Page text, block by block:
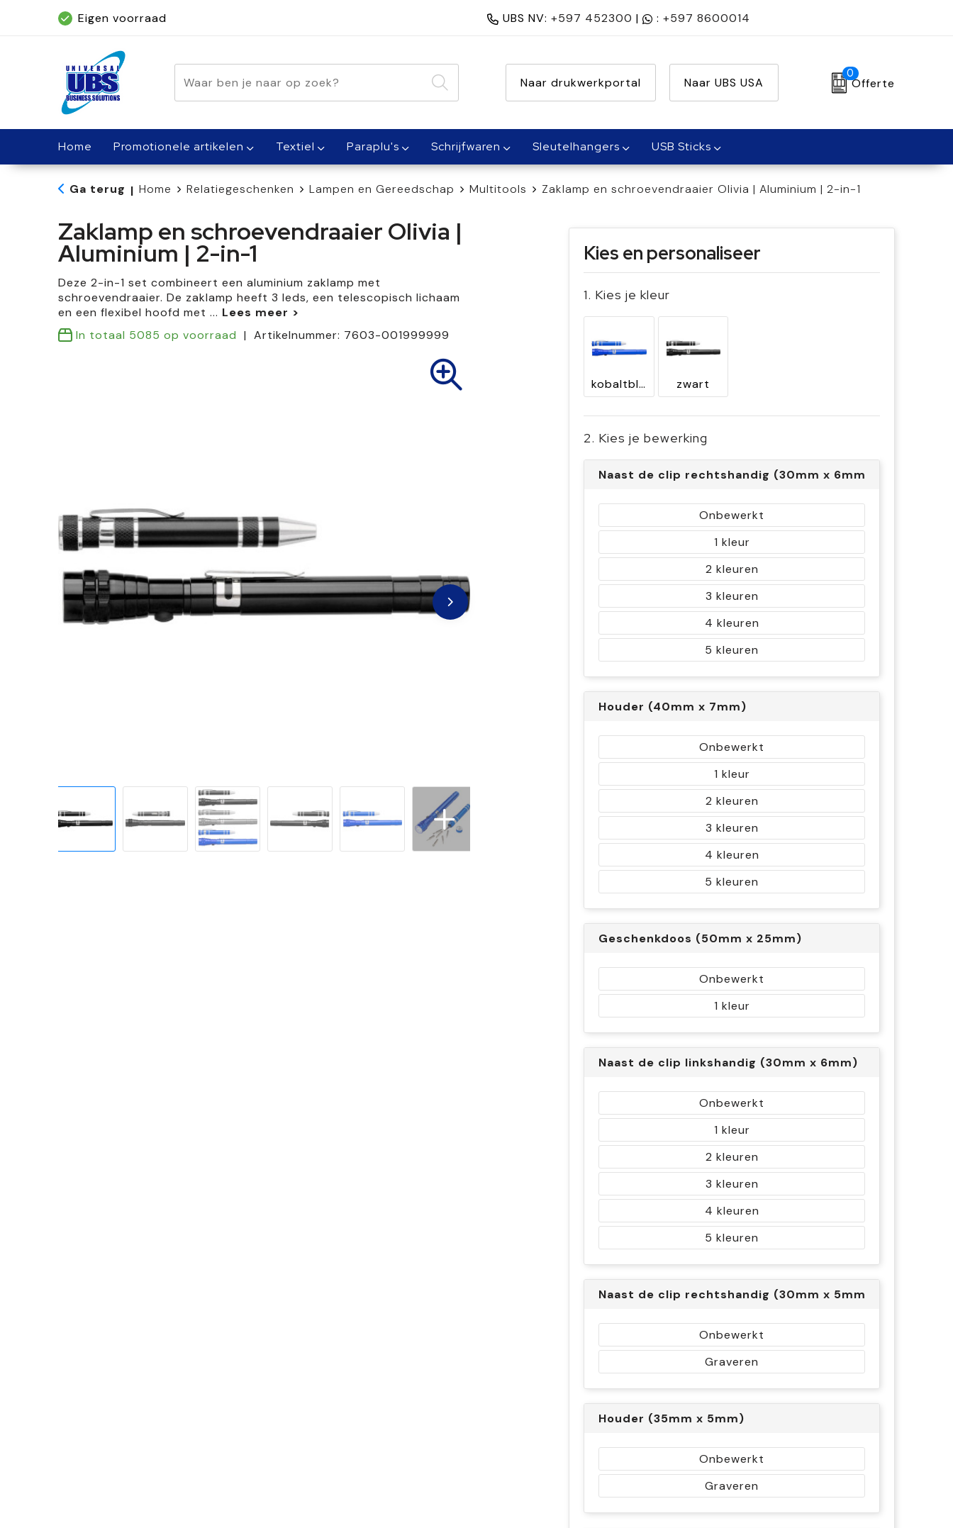
Eigen voorraad
Geleverd binnen 5 dagen, met spoed binnen 1 dag
UBS NV: +597 452300 | : +597 8600014
Naar drukwerkportal Naar UBS USA
0
Offerte
Home Promotionele artikelen Textiel Paraplu's Schrijfwaren Sleutelhangers USB Sticks
Ga terug | Home Relatiegeschenken Lampen en Gereedschap Multitools Zaklamp en schroevendraaier Olivia | Aluminium | 2-in-1
Zaklamp en schroevendraaier Olivia |
Aluminium | 2-in-1
Deze 2-in-1 set combineert een aluminium zaklamp met
schroevendraaier. De zaklamp heeft 3 leds, een telescopisch lichaam
en een flexibel hoofd met ...
In totaal 5085 op voorraad Artikelnummer: 7603-001999999
Kies en personaliseer
1. Kies je kleur
kobaltblauw zwart
2. Kies je bewerking
Naast de clip rechtshandig (30mm x 6mm)
Onbewerkt
1
2
3
4
5
Houder (40mm x 7mm)
Onbewerkt
1
2
3
4
5
Geschenkdoos (50mm x 25mm)
Onbewerkt
1
Naast de clip linkshandig (30mm x 6mm)
Onbewerkt
1
2
3
4
5
Naast de clip rechtshandig (30mm x 5mm)
Onbewerkt
Graveren
Houder (35mm x 5mm)
Onbewerkt
Graveren